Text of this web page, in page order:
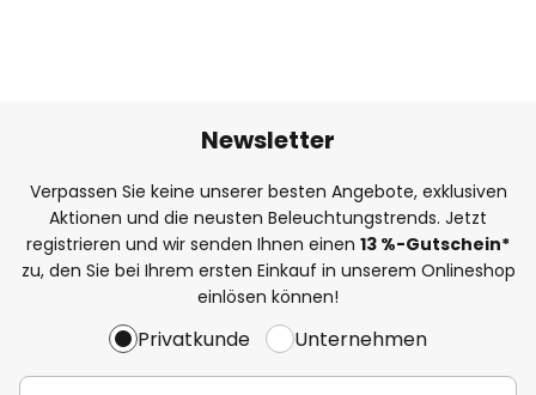
Newsletter
Verpassen Sie keine unserer besten Angebote, exklusiven
Aktionen und die neusten Beleuchtungstrends. Jetzt
registrieren und wir senden Ihnen einen 13 %-Gutschein*
zu, den Sie bei Ihrem ersten Einkauf in unserem Onlineshop
einlösen können!
Privatkunde Unternehmen